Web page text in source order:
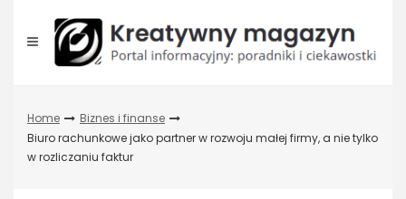
content
Home
Biznes i finanse
Biuro rachunkowe jako partner w rozwoju małej firmy, a nie tylko
w rozliczaniu faktur